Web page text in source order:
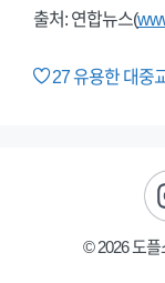
출처: 연합뉴스(
27유용한 대중
© 2026 도플